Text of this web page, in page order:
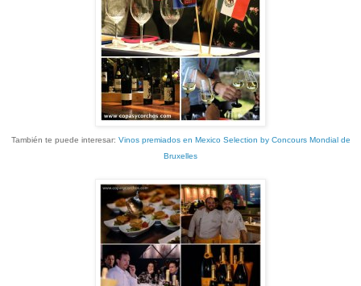
También te puede interesar: Vinos premiados en Mexico Selection by Concours Mondial de
Bruxelles